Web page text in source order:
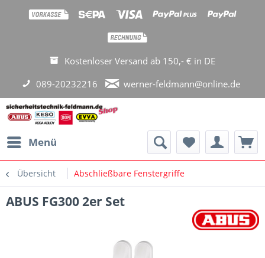
Kostenloser Versand ab 150,- € in DE
089-20232216
werner-feldmann@online.de
Menü
Übersicht Abschließbare Fenstergriffe
ABUS FG300 2er Set